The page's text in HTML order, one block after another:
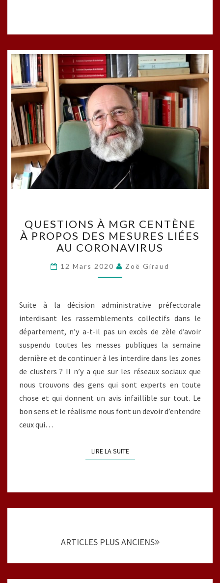
NOS
À
MGR
CENTÈNE
PROPOS
DES
LIÉES
AU
CORONAVIRUS
QUESTIONS À MGR CENTÈNE
À PROPOS DES MESURES LIÉES
AU CORONAVIRUS
12 Mars 2020 Zoë Giraud
Suite à la décision administrative préfectorale
interdisant les rassemblements collectifs dans le
département, n’y a-t-il pas un excès de zèle d’avoir
suspendu toutes les messes publiques la semaine
dernière et de continuer à les interdire dans les zones
de clusters ? Il n’y a que sur les réseaux sociaux que
nous trouvons des gens qui sont experts en toute
chose et qui donnent un avis infaillible sur tout. Le
bon sens et le réalisme nous font un devoir d’entendre
ceux qui…
LIRE LA SUITELIRE LA SUITE
articles
ARTICLES PLUS ANCIENS